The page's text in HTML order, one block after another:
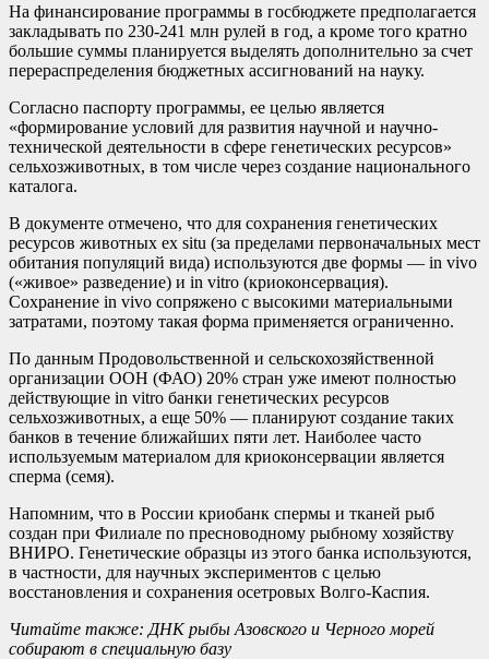
На финансирование программы в госбюджете предполагается
закладывать по 230-241 млн рулей в год, а кроме того кратно
большие суммы планируется выделять дополнительно за счет
перераспределения бюджетных ассигнований на науку.
Согласно паспорту программы, ее целью является
«формирование условий для развития научной и научно-
технической деятельности в сфере генетических ресурсов»
сельхозживотных, в том числе через создание национального
каталога.
В документе отмечено, что для сохранения генетических
ресурсов животных ex situ (за пределами первоначальных мест
обитания популяций вида) используются две формы — in vivo
(«живое» разведение) и in vitro (криоконсервация).
Сохранение in vivo сопряжено с высокими материальными
затратами, поэтому такая форма применяется ограниченно.
По данным Продовольственной и сельскохозяйственной
организации ООН (ФАО) 20% стран уже имеют полностью
действующие in vitro банки генетических ресурсов
сельхозживотных, а еще 50% — планируют создание таких
банков в течение ближайших пяти лет. Наиболее часто
используемым материалом для криоконсервации является
сперма (семя).
Напомним, что в России криобанк спермы и тканей рыб
создан при Филиале по пресноводному рыбному хозяйству
ВНИРО. Генетические образцы из этого банка используются,
в частности, для научных экспериментов с целью
восстановления и сохранения осетровых Волго-Каспия.
Читайте также: ДНК рыбы Азовского и Черного морей
собирают в специальную базу